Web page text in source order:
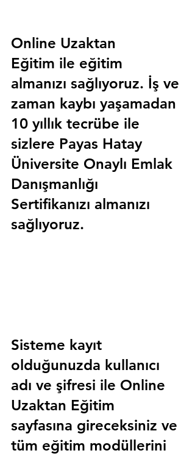
Online Uzaktan
Eğitim ile eğitim
almanızı sağlıyoruz. İş ve
zaman kaybı yaşamadan
10 yıllık tecrübe ile
sizlere Payas Hatay
Üniversite Onaylı Emlak
Danışmanlığı
Sertifikanızı almanızı
sağlıyoruz.
Sisteme kayıt
olduğunuzda kullanıcı
adı ve şifresi ile Online
Uzaktan Eğitim
sayfasına gireceksiniz ve
tüm eğitim modüllerini